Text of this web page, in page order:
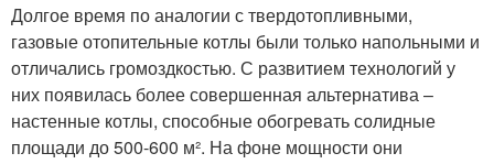
Долгое время по аналогии с твердотопливными,
газовые отопительные котлы были только напольными и
отличались громоздкостью. С развитием технологий у
них появилась более совершенная альтернатива –
настенные котлы, способные обогревать солидные
площади до 500-600 м². На фоне мощности они